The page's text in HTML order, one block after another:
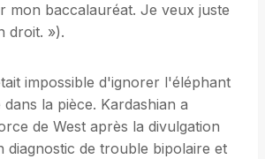
mon baccalauréat. Je veux juste
droit. »).
impossible d'ignorer l'éléphant
la pièce. Kardashian a
de West après la divulgation
diagnostic de trouble bipolaire et